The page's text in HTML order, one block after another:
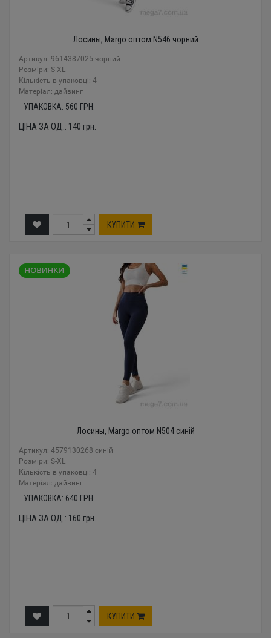
Лосины, Margo оптом N546 чорний
Артикул: 9614387025 чорний
Розміри: S-XL
Кількість в упаковці: 4
Mатеріал: дайвинг
УПАКОВКА: 560 ГРН.
ЦІНА ЗА ОД.: 140 грн.
КУПИТИ
Лосины, Margo оптом N504 синій
Артикул: 4579130268 синій
Розміри: S-XL
Кількість в упаковці: 4
Mатеріал: дайвинг
УПАКОВКА: 640 ГРН.
ЦІНА ЗА ОД.: 160 грн.
КУПИТИ